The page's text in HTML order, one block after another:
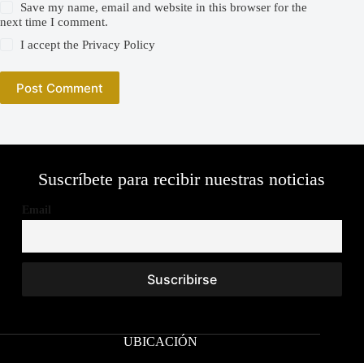
Save my name, email and website in this browser for the
next time I comment.
I accept thePrivacy Policy
Post Comment
Suscríbete para recibir nuestras noticias
Email
UBICACIÓN